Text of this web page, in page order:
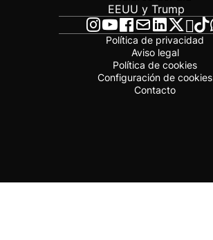
EEUU y Trump
Política de privacidad
Aviso legal
Política de cookies
Configuración de cookies
Contacto